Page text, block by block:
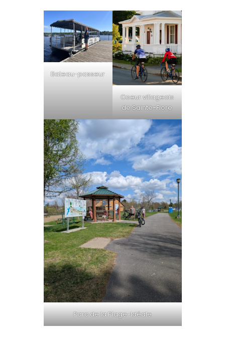
Bateau-passeur
Coeur villageois
de Sainte-Flore
Parc de la Plage-Idéale